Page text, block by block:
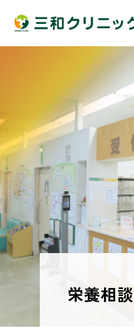
chevron_right 院長ごあい
chevron_right 指針
chevron_right 診療スケジ
chevron_right 発熱外来に
chevron_right 一般外来
chevron_right 訪問診療
chevron_right 訪問リハビリ
栄養相談